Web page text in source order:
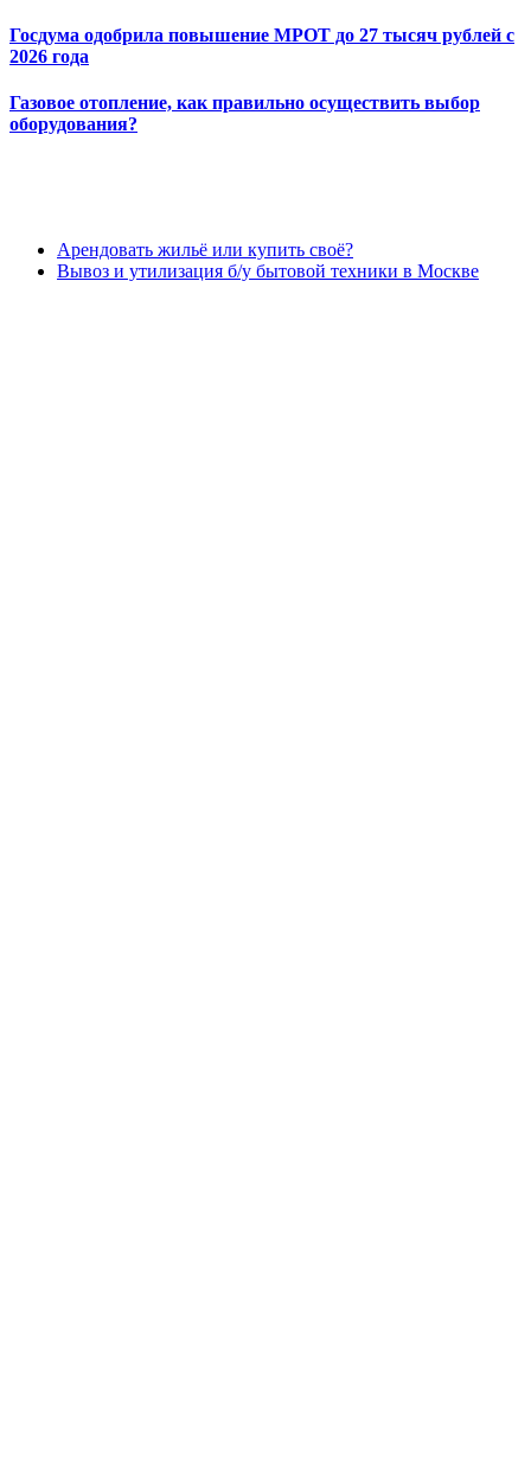
Госдума одобрила повышение МРОТ до 27 тысяч рублей с
2026 года
Газовое отопление, как правильно осуществить выбор
оборудования?
Арендовать жильё или купить своё?
Вывоз и утилизация б/у бытовой техники в Москве